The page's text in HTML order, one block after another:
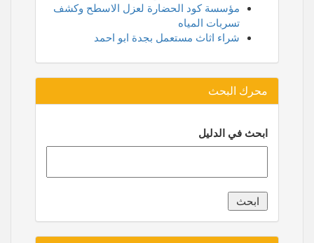
مؤسسة كود الحضارة لعزل الاسطح وكشف
تسربات المياه
شراء اثاث مستعمل بجدة ابو احمد
محرك البحث
ابحث في الدليل